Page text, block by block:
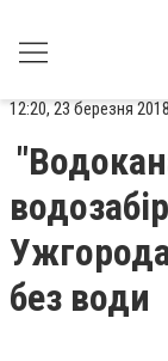
12:20, 23 березня
без води